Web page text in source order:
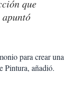
que
para crear una
Pintura, añadió.